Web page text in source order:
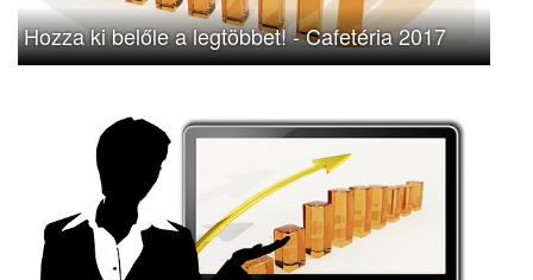
Hozza ki belőle a legtöbbet! - Cafetéria 2017